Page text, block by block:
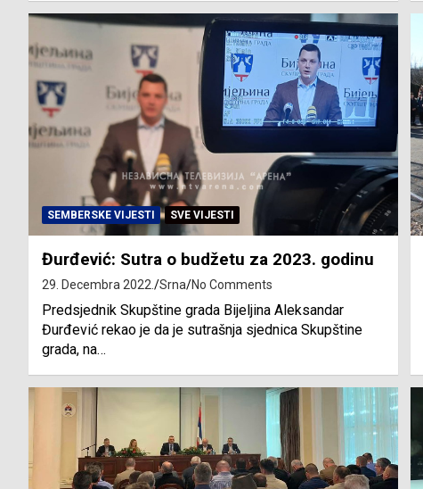
SEMBERSKE VIJESTI SVE VIJESTI
Đurđević: Sutra o budžetu za 2023. godinu
29. Decembra 2022. Srna No Comments
Predsjednik Skupštine grada Bijeljina Aleksandar
Đurđević rekao je da je sutrašnja sjednica Skupštine
grada, na…